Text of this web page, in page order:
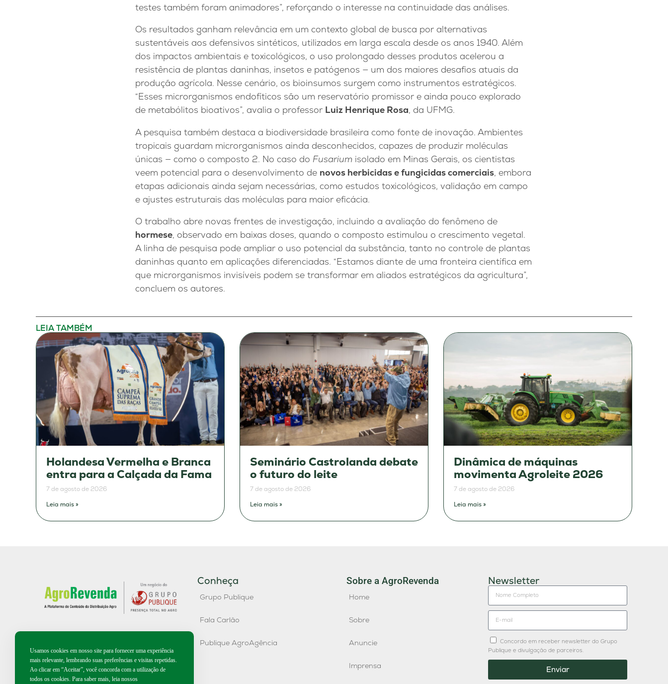
testes também foram animadores”, reforçando o interesse na continuidade das análises.
Os resultados ganham relevância em um contexto global de busca por alternativas
sustentáveis aos defensivos sintéticos, utilizados em larga escala desde os anos 1940. Além
dos impactos ambientais e toxicológicos, o uso prolongado desses produtos acelerou a
resistência de plantas daninhas, insetos e patógenos — um dos maiores desafios atuais da
produção agrícola. Nesse cenário, os bioinsumos surgem como instrumentos estratégicos.
“Esses microrganismos endofíticos são um reservatório promissor e ainda pouco explorado
de metabólitos bioativos”, avalia o professor Luiz Henrique Rosa, da UFMG.
A pesquisa também destaca a biodiversidade brasileira como fonte de inovação. Ambientes
tropicais guardam microrganismos ainda desconhecidos, capazes de produzir moléculas
únicas — como o composto 2. No caso do Fusarium isolado em Minas Gerais, os cientistas
veem potencial para o desenvolvimento de novos herbicidas e fungicidas comerciais, embora
etapas adicionais ainda sejam necessárias, como estudos toxicológicos, validação em campo
e ajustes estruturais das moléculas para maior eficácia.
O trabalho abre novas frentes de investigação, incluindo a avaliação do fenômeno de
hormese, observado em baixas doses, quando o composto estimulou o crescimento vegetal.
A linha de pesquisa pode ampliar o uso potencial da substância, tanto no controle de plantas
daninhas quanto em aplicações diferenciadas. “Estamos diante de uma fronteira científica em
que microrganismos invisíveis podem se transformar em aliados estratégicos da agricultura”,
concluem os autores.
LEIA TAMBÉM
Holandesa Vermelha e Branca
entra para a Calçada da Fama
7 de agosto de 2026
Leia mais »
Seminário Castrolanda debate
o futuro do leite
7 de agosto de 2026
Leia mais »
Dinâmica de máquinas
movimenta Agroleite 2026
7 de agosto de 2026
Leia mais »
Conheça
Grupo Publique
Fala Carlão
Publique AgroAgência
Sobre a AgroRevenda
Home
Sobre
Anuncie
Imprensa
Newsletter
Concordo em receber newsletter do Grupo
Publique e divulgação de parceiros.
Enviar
Usamos cookies em nosso site para fornecer uma experiência
mais relevante, lembrando suas preferências e visitas repetidas.
Ao clicar em “Aceitar”, você concorda com a utilização de
todos os cookies. Para saber mais, leia nossos